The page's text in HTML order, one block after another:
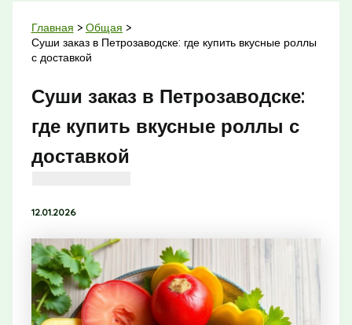
Главная
Общая
Суши заказ в Петрозаводске: где купить вкусные роллы
с доставкой
Суши заказ в Петрозаводске:
где купить вкусные роллы с
доставкой
12.01.2026